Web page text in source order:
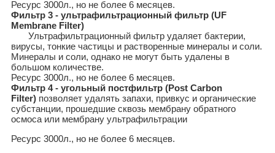
Ресурс 3000л., но не более 6 месяцев.
Фильтр 3 - ультрафильтрационный фильтр (UF
Membrane Filter)
Ультрафильтрационный фильтр удаляет бактерии,
вирусы, тонкие частицы и растворенные минералы и соли.
Минералы и соли, однако не могут быть удалены в
большом количестве.
Ресурс 3000л., но не более 6 месяцев.
Фильтр 4 - угольный постфильтр (Post Carbon
Filter) позволяет удалять запахи, привкус и органические
субстанции, прошедшие сквозь мембрану обратного
осмоса или мембрану ультрафильтрации
Ресурс 3000л., но не более 6 месяцев.